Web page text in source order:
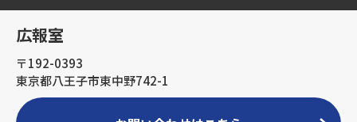
広報室
〒192-0393
東京都八王子市東中野742-1